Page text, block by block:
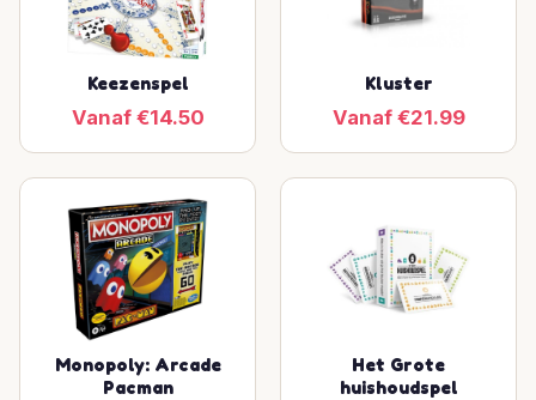
Keezenspel
Vanaf €14.50
Kluster
Vanaf €21.99
Monopoly: Arcade
Pacman
Het Grote
huishoudspel